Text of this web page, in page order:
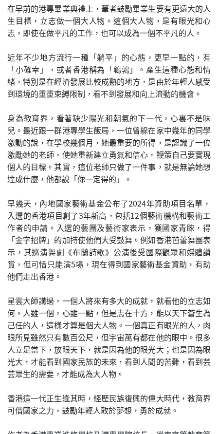
在早前的港專畢業典禮上，筆者鼓勵畢業生要有更遠大的人
生目標，立志做一個大人物。這個大人物，是有眼光和心
志，即使在做平凡的工作，也可以成為一個不平凡的人。
近年不少地方流行一種「躺平」的心態，更早一點的，有
「小確幸」，或者香港稱為「鵪鶉」。產生這種心態和情
緒，特別是在經濟發展比較成熟的地方，是由於年輕人感受
到環境的重重束縛限制，看不到發展和向上流動的機會。
身為教育界，看著缺少陽光和朝氣的下一代，心裏不是味
兒。最近跟一群港專學生飯局，一位曾躲在家中幾年的同學
激動的說，在學校幾個月，她最重要的所得，是認識了一位
激勵她的老師，使她重新建立勇氣和信心，鞭策自己要實現
個人的目標。其實，這位老師只做了一件事，就是無論她想
達成什麼，他都說「你一定得的」。
早幾天，內地國家藝術基金公布了2024年資助項目名單，
入選的香港項目創了3年新高，包括12個藝術機構和藝術工
作者的申請。入選的藝團及藝術家表示，獲國家青睞，得
「金字招牌」的加持使他們大受鼓舞。例如香港芭蕾舞團表
示，其巡演舞劇《布蘭詩歌》公演後受國際觀眾和媒體讚
賞，但可惜只能演5場，現在得到國家藝術基金資助，有助
他們走出香港。
星雲大師講過，一個人將來有多大的成就，就看他的立志如
何。人雖一個，心雖一點，但是志在十方，能以天下蒼生為
己任的人，這樣才算是個大人物。一個真正有眼光的人，肉
眼所見雖然只有數百公尺，但宇宙萬有都在他的眼中。很多
人立足當下，放眼天下，就是因為他的眼光大；也是因為眼
光大，才能看到國家民族的未來，看到人間的苦難，看到芸
芸眾生的需要，才能成為大人物。
香港這一代正生逢其時，經歷民族復興的偉大時代，教育界
可借國家之力，鼓勵年輕人敢於夢想，勇於成就。